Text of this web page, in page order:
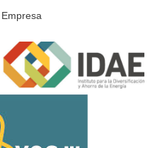
Empresa